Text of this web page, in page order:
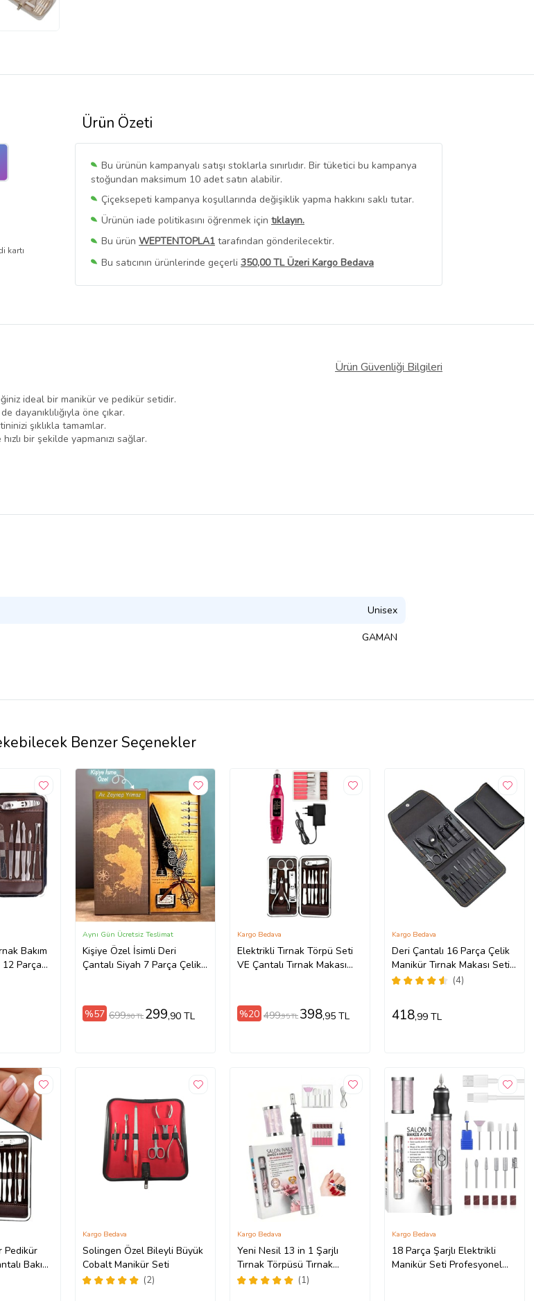
Ürün Özeti
Bu ürünün kampanyalı satışı stoklarla sınırlıdır. Bir tüketici bu kampanya
stoğundan maksimum 10 adet satın alabilir.
Çiçeksepeti kampanya koşullarında değişiklik yapma hakkını saklı tutar.
Ürünün iade politikasını öğrenmek için tıklayın.
Bu ürün WEPTENTOPLA1 tarafından gönderilecektir.
Bu satıcının ürünlerinde geçerli 350,00 TL Üzeri Kargo Bedava
Bu SatıcınınTüm Ürünlerini Görüntüle
kartı
Ürün Güvenliği Bilgileri
ideal bir manikür ve pedikür setidir.
öne çıkar.
şıklıkla tamamlar.
bir şekilde yapmanızı sağlar.
Unisex
GAMAN
Benzer Seçenekler
Bakım
Parça
Kişiye Özel İsimli Deri
Çantalı Siyah 7 Parça Çelik
Aynı Gün Ücretsiz Teslimat
%57 699,90 TL 299,90 TL
Elektrikli Tırnak Törpü Seti
VE Çantalı Tırnak Makası
Kargo Bedava
%20 499,95 TL 398,95 TL
Deri Çantalı 16 Parça Çelik
Manikür Tırnak Makası Seti
cin370sy
(4)
Kargo Bedava
418,99 TL
Pedikür
Bakım
Solingen Özel Bileyli Büyük
Cobalt Manikür Seti
(2)
Kargo Bedava
Yeni Nesil 13 in 1 Şarjlı
Tırnak Törpüsü Tırnak
Frezesi Seti Manikür ve
(1)
Kargo Bedava
18 Parça Şarjlı Elektrikli
Manikür Seti Profesyonel
Kargo Bedava